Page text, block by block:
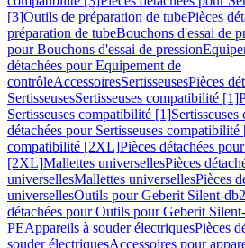
[3]Outils de préparation de tubePièces
préparation de tubeBouchons d'essai de
pour Bouchons d'essai de pression
détachées pour Equipement de
contrôleAccessoiresSertisseusesPièces
SertisseusesSertisseuses compatibilité [1]
Sertisseuses compatibilité [1]
détachées pour Sertisseuses compatibilité
compatibilité [2XL]Pièces détachées
[2XL]Mallettes universellesPièces
universellesMallettes universellesPièces
universellesOutils pour Geberit Silent-
détachées pour Outils pour Geberit
PEAppareils à souder électriquesPièces
souder électriquesAccessoires pour